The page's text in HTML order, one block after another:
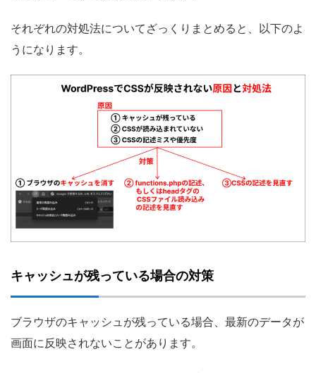
それぞれの対処法についてざっくりまとめると、以下のよ
うになります。
キャッシュが残っている場合の対策
ブラウザのキャッシュが残っている場合、最新のデータが
画面に反映されないことがあります。